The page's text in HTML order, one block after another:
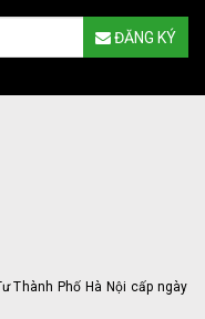
ĐĂNG KÝ
Thành Phố Hà Nội cấp ngày